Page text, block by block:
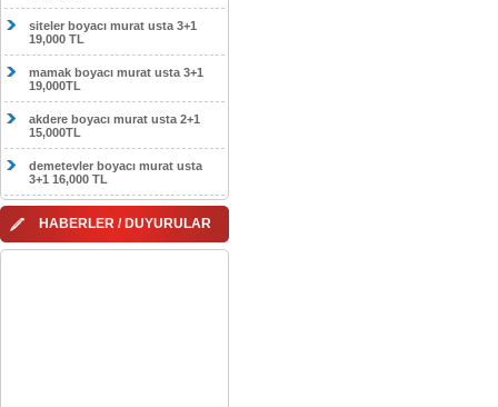
siteler boyacı murat usta 3+1
19,000 TL
mamak boyacı murat usta 3+1
19,000TL
akdere boyacı murat usta 2+1
15,000TL
demetevler boyacı murat usta
3+1 16,000 TL
HABERLER / DUYURULAR